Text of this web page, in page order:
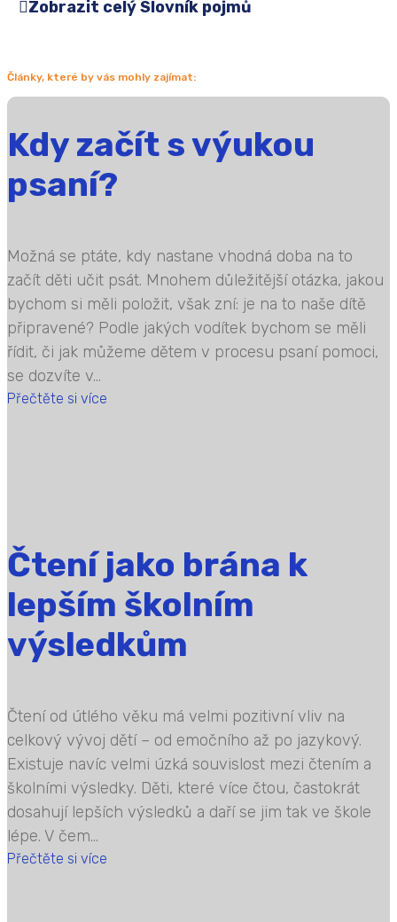
Zobrazit celý Slovník pojmů
Články, které by vás mohly zajímat:
Kdy začít s výukou
psaní?
Možná se ptáte, kdy nastane vhodná doba na to
začít děti učit psát. Mnohem důležitější otázka, jakou
bychom si měli položit, však zní: je na to naše dítě
připravené? Podle jakých vodítek bychom se měli
řídit, či jak můžeme dětem v procesu psaní pomoci,
se dozvíte v...
Přečtěte si více
Čtení jako brána k
lepším školním
výsledkům
Čtení od útlého věku má velmi pozitivní vliv na
celkový vývoj dětí – od emočního až po jazykový.
Existuje navíc velmi úzká souvislost mezi čtením a
školními výsledky. Děti, které více čtou, častokrát
dosahují lepších výsledků a daří se jim tak ve škole
lépe. V čem...
Přečtěte si více